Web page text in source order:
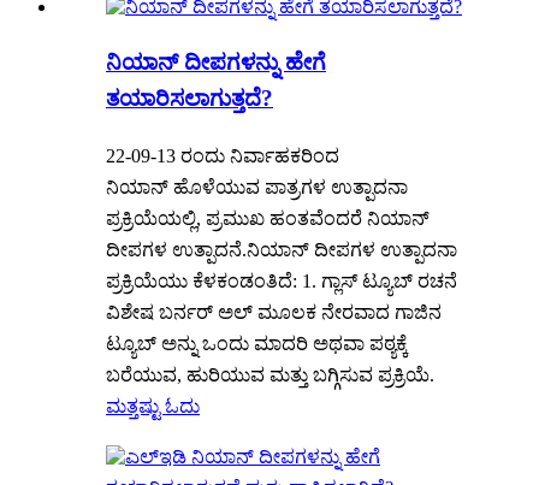
ನಿಯಾನ್ ದೀಪಗಳನ್ನು ಹೇಗೆ
ತಯಾರಿಸಲಾಗುತ್ತದೆ?
22-09-13 ರಂದು ನಿರ್ವಾಹಕರಿಂದ
ನಿಯಾನ್ ಹೊಳೆಯುವ ಪಾತ್ರಗಳ ಉತ್ಪಾದನಾ
ಪ್ರಕ್ರಿಯೆಯಲ್ಲಿ, ಪ್ರಮುಖ ಹಂತವೆಂದರೆ ನಿಯಾನ್
ದೀಪಗಳ ಉತ್ಪಾದನೆ.ನಿಯಾನ್ ದೀಪಗಳ ಉತ್ಪಾದನಾ
ಪ್ರಕ್ರಿಯೆಯು ಕೆಳಕಂಡಂತಿದೆ: 1. ಗ್ಲಾಸ್ ಟ್ಯೂಬ್ ರಚನೆ
ವಿಶೇಷ ಬರ್ನರ್ ಅಲ್ ಮೂಲಕ ನೇರವಾದ ಗಾಜಿನ
ಟ್ಯೂಬ್ ಅನ್ನು ಒಂದು ಮಾದರಿ ಅಥವಾ ಪಠ್ಯಕ್ಕೆ
ಬರೆಯುವ, ಹುರಿಯುವ ಮತ್ತು ಬಗ್ಗಿಸುವ ಪ್ರಕ್ರಿಯೆ.
ಮತ್ತಷ್ಟು ಓದು